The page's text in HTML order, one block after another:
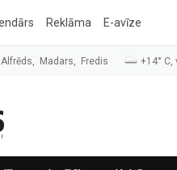
Reklāma E-avīze
Madars, Fredis +14°